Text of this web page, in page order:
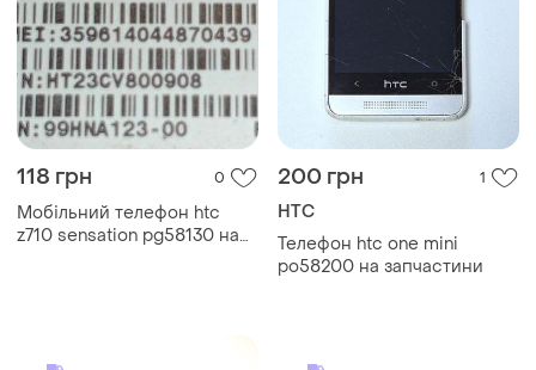
118 грн 0
Мобільний телефон htc
z710 sensation pg58130 на
200 грн 1
HTC
Телефон htc one mini
po58200 на запчастини